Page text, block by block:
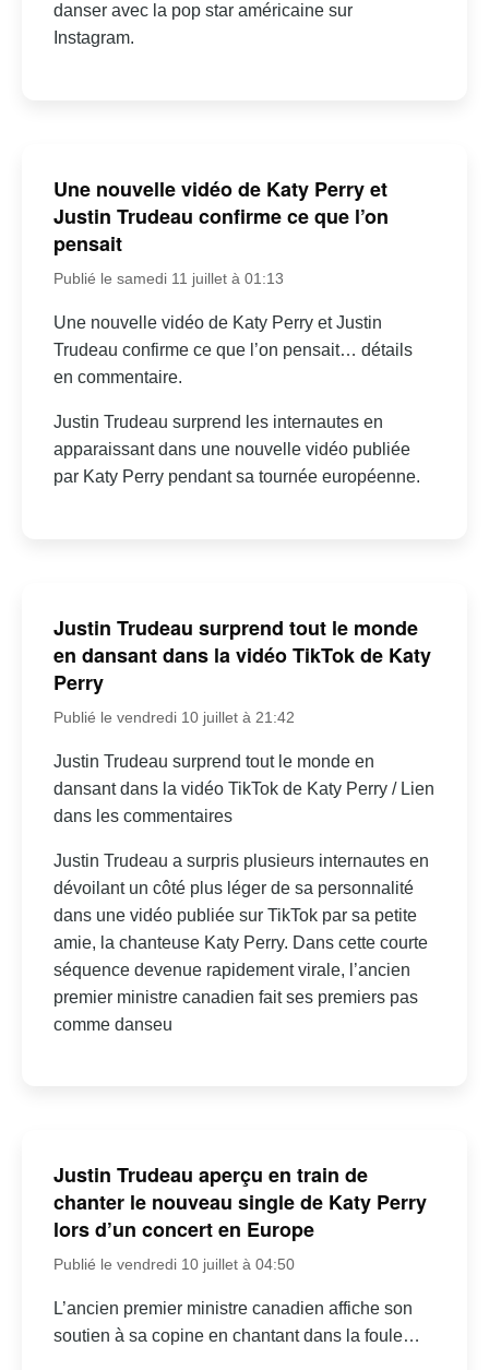
danser avec la pop star américaine sur
Instagram.
Une nouvelle vidéo de Katy Perry et
Justin Trudeau confirme ce que l’on
pensait
Publié le samedi 11 juillet à 01:13
Une nouvelle vidéo de Katy Perry et Justin
Trudeau confirme ce que l’on pensait… détails
en commentaire.
Justin Trudeau surprend les internautes en
apparaissant dans une nouvelle vidéo publiée
par Katy Perry pendant sa tournée européenne.
Justin Trudeau surprend tout le monde
en dansant dans la vidéo TikTok de Katy
Perry
Publié le vendredi 10 juillet à 21:42
Justin Trudeau surprend tout le monde en
dansant dans la vidéo TikTok de Katy Perry / Lien
dans les commentaires
Justin Trudeau a surpris plusieurs internautes en
dévoilant un côté plus léger de sa personnalité
dans une vidéo publiée sur TikTok par sa petite
amie, la chanteuse Katy Perry. Dans cette courte
séquence devenue rapidement virale, l’ancien
premier ministre canadien fait ses premiers pas
comme danseu
Justin Trudeau aperçu en train de
chanter le nouveau single de Katy Perry
lors d’un concert en Europe
Publié le vendredi 10 juillet à 04:50
L’ancien premier ministre canadien affiche son
soutien à sa copine en chantant dans la foule…